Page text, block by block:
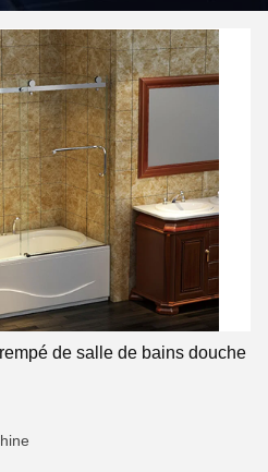
de salle de bains douche